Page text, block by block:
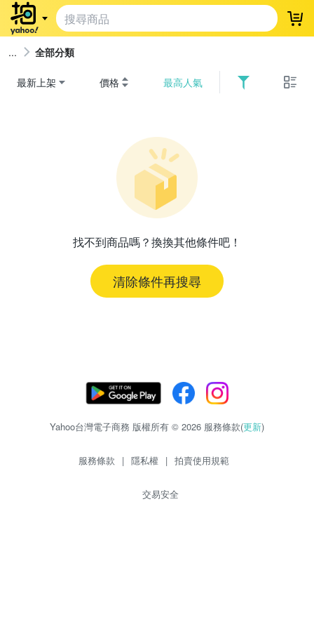
登
全部分類
最新上架 價格 最高人氣
找不到商品嗎？換換其他條件吧！
清除條件再搜尋
Yahoo台灣電子商務 版權所有 © 2026 服務條款(更新)
服務條款 | 隱私權 | 拍賣使用規範
交易安全